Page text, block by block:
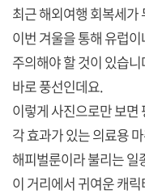
최근 해외여행 회복세가
이번 겨울을 통해 유럽
주의해야 할 것이 있습니
바로 풍선인데요.
이렇게 사진으로만 보면
각 효과가 있는 의료용
해피벌룬이라 불리는
이 거리에서 귀여운 캐